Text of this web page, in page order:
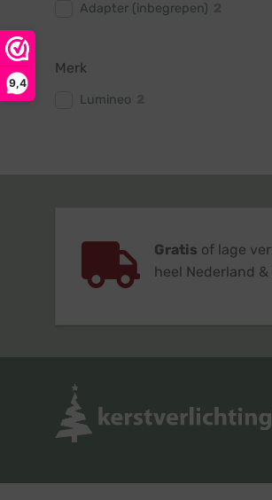
9,4
Adapter (inbegrepen)
Merk
Lumineo
Gratis of lage
heel Nederland &